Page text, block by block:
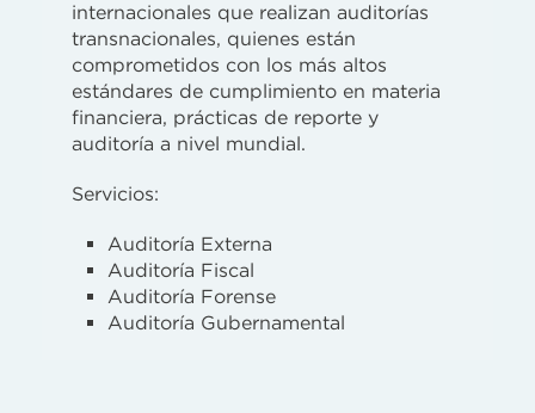
internacionales que realizan auditorías
transnacionales, quienes están
comprometidos con los más altos
estándares de cumplimiento en materia
financiera, prácticas de reporte y
auditoría a nivel mundial.
Servicios:
Auditoría Externa
Auditoría Fiscal
Auditoría Forense
Auditoría Gubernamental